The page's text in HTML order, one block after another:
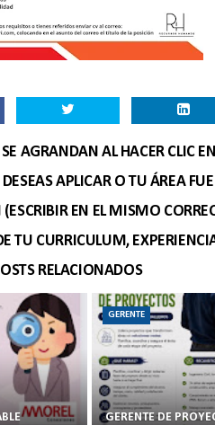
AGRANDAN AL HACER CLIC
APLICAR O TU ÁREA
(ESCRIBIR EN EL MISMO
TU CURRICULUM,
RELACIONADOS
GERENTE
GERENTE DE